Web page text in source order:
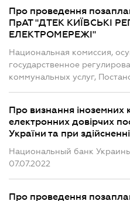
Про проведення
ПрАТ "ДТЕК КИЇВСЬКІ
ЕЛЕКТРОМЕРЕЖІ"
Национальная комиссия,
государственное
коммунальных услуг,
Про визнання іноземних
електронних довірчих
України та при
Национальный банк
07.07.2022
Про проведення